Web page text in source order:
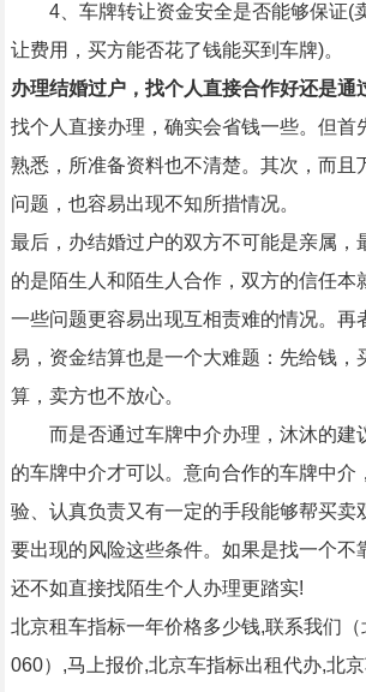
4、车牌转让资金安全是否能够保证(
让费用，买方能否花了钱能买到车牌)。
办理结婚过户，找个人直接合作好还是通
找个人直接办理，确实会省钱一些。但首
熟悉，所准备资料也不清楚。其次，而且
问题，也容易出现不知所措情况。
最后，办结婚过户的双方不可能是亲属，
的是陌生人和陌生人合作，双方的信任本
一些问题更容易出现互相责难的情况。再
易，资金结算也是一个大难题：先给钱，
算，卖方也不放心。
而是否通过车牌中介办理，沐沐的建
的车牌中介才可以。意向合作的车牌中介
验、认真负责又有一定的手段能够帮买卖
要出现的风险这些条件。如果是找一个不
还不如直接找陌生个人办理更踏实!
北京租车指标一年价格多少钱,联系我们
060）,马上报价,北京车指标出租代办,北